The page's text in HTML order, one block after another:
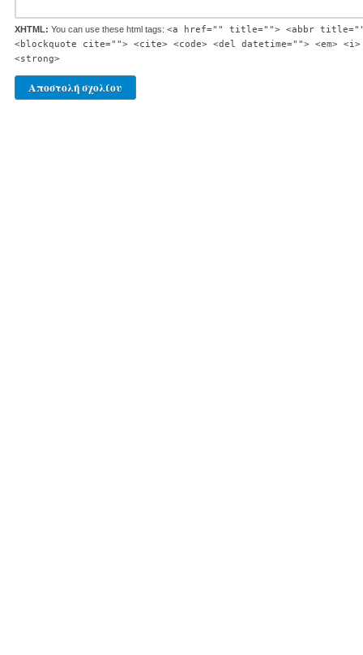
XHTML: You can use these html tags: <a href="" title=""> <abbr
<blockquote cite=""> <cite> <code> <del datetime=""> <em>
<strong>